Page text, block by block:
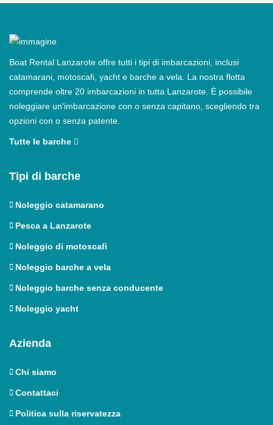
Boat Rental Lanzarote offre tutti i tipi di imbarcazioni, inclusi
catamarani, motoscafi, yacht e barche a vela. La nostra flotta
comprende oltre 20 imbarcazioni in tutta Lanzarote. È possibile
noleggiare un'imbarcazione con o senza capitano, scegliendo tra
opzioni con o senza patente.
Tutte le barche
Tipi di barche
Noleggio catamarano
Pesca a Lanzarote
Noleggio di motoscafi
Noleggio barche a vela
Noleggio barche senza conducente
Noleggio yacht
Azienda
Chi siamo
Contattaci
Politica sulla riservatezza